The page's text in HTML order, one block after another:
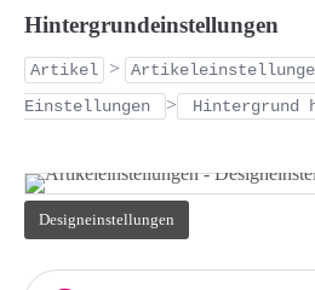
Hintergrundeinstellungen
Artikel >
Einstellungen
> Hintergrund
Designeinstellungen